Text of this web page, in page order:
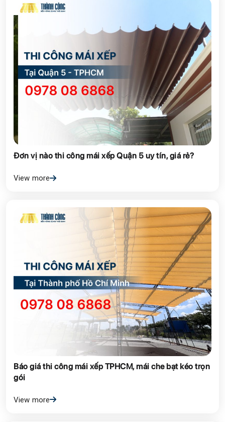
Đơn vị nào thi công mái xếp Quận 5 uy tín, giá rẻ?
View more
Báo giá thi công mái xếp TPHCM, mái che bạt kéo trọn
gói
View more